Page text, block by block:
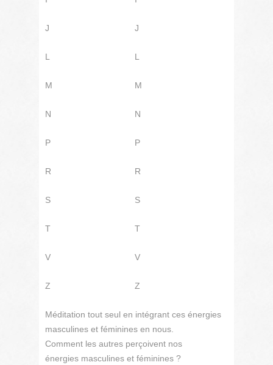
J J
L L
M M
N N
P P
R R
S S
T T
V V
Z Z
Méditation tout seul en intégrant ces énergies
masculines et féminines en nous.
Comment les autres perçoivent nos
énergies masculines et féminines ?